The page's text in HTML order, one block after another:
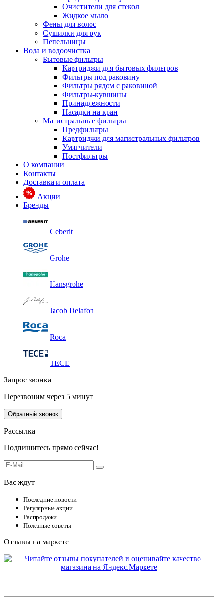
Очистители для стекол
Жидкое мыло
Фены для волос
Сушилки для рук
Пепельницы
Вода и водоочистка
Бытовые фильтры
Картриджи для бытовых фильтров
Фильтры под раковину
Фильтры рядом с раковиной
Фильтры-кувшины
Принадлежности
Насадки на кран
Магистральные фильтры
Предфильтры
Картриджи для магистральных фильтров
Умягчители
Постфильтры
О компании
Контакты
Доставка и оплата
Акции
Бренды
Geberit
Grohe
Hansgrohe
Jacob Delafon
Roca
TECE
Запрос звонка
Перезвоним через 5 минут
Обратный звонок
Рассылка
Подпишитесь прямо сейчас!
Вас ждут
Последние новости
Регулярные акции
Распродажи
Полезные советы
Отзывы на маркете